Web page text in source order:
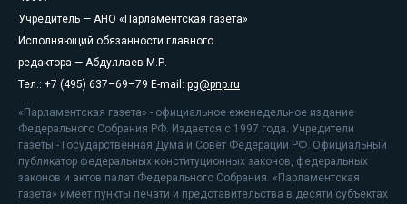
Учредитель — АНО «Парламентская газета»
Исполняющий обязанности главного
редактора — Абдуллаев М.Р.
Тел.: +7 (495) 637–69–79 E-mail: pg@pnp.ru
«Парламентская газета» - официальное еженедельное издание
Федерального Собрания РФ. Издается с 1997 года. Учредители
газеты - Государственная Дума и Совет Федерации РФ. Официальный
публикатор федеральных конституционных законов, федеральных
законов и актов палат Федерального Собрания. «Парламентская
газета» имеет пункты печати и представительства в десяти субъектах